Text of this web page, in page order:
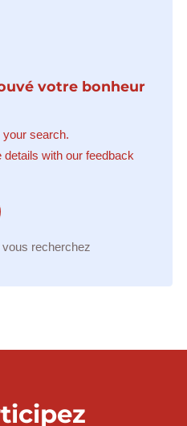
votre bonheur
your search.
with our feedback
recherchez